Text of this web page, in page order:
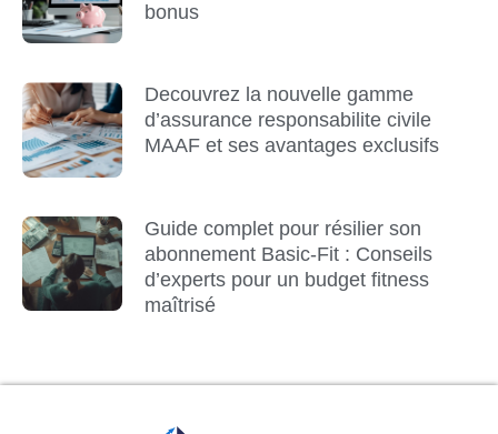
bonus
Decouvrez la nouvelle gamme
d’assurance responsabilite civile
MAAF et ses avantages exclusifs
Guide complet pour résilier son
abonnement Basic-Fit : Conseils
d’experts pour un budget fitness
maîtrisé